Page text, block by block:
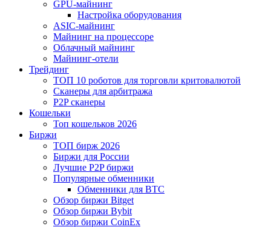
GPU-майнинг
Настройка оборудования
ASIC-майнинг
Майнинг на процессоре
Облачный майнинг
Майнинг-отели
Трейдинг
ТОП 10 роботов для торговли критовалютой
Сканеры для арбитража
P2P сканеры
Кошельки
Топ кошельков 2026
Биржи
ТОП бирж 2026
Биржи для России
Лучшие P2P биржи
Популярные обменники
Обменники для BTC
Обзор биржи Bitget
Обзор биржи Bybit
Обзор биржи CoinEx